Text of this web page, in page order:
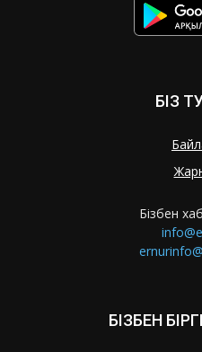
БІЗ
Бізбен
БІЗБЕН